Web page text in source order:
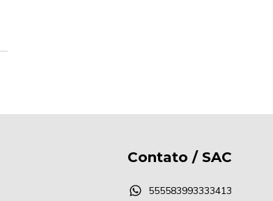
Contato / SAC
555583993333413